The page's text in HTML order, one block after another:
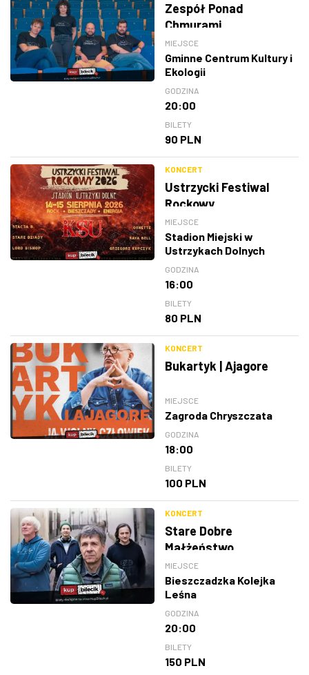
Zespół Ponad
Chmurami
MIEJSCE
Gminne Centrum Kultury i
Ekologii
GODZINA
20:00
BILETY
90 PLN
KONCERT
Ustrzycki Festiwal
Rockowy
MIEJSCE
Stadion Miejski w
Ustrzykach Dolnych
GODZINA
16:00
BILETY
80 PLN
KONCERT
Bukartyk | Ajagore
MIEJSCE
Zagroda Chryszczata
GODZINA
18:00
BILETY
100 PLN
KONCERT
Stare Dobre
Małżeństwo
MIEJSCE
Bieszczadzka Kolejka
Leśna
GODZINA
20:00
BILETY
150 PLN